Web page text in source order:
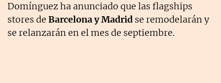
Domínguez ha anunciado que las flagships
stores de Barcelona y Madrid se remodelarán y
se relanzarán en el mes de septiembre.